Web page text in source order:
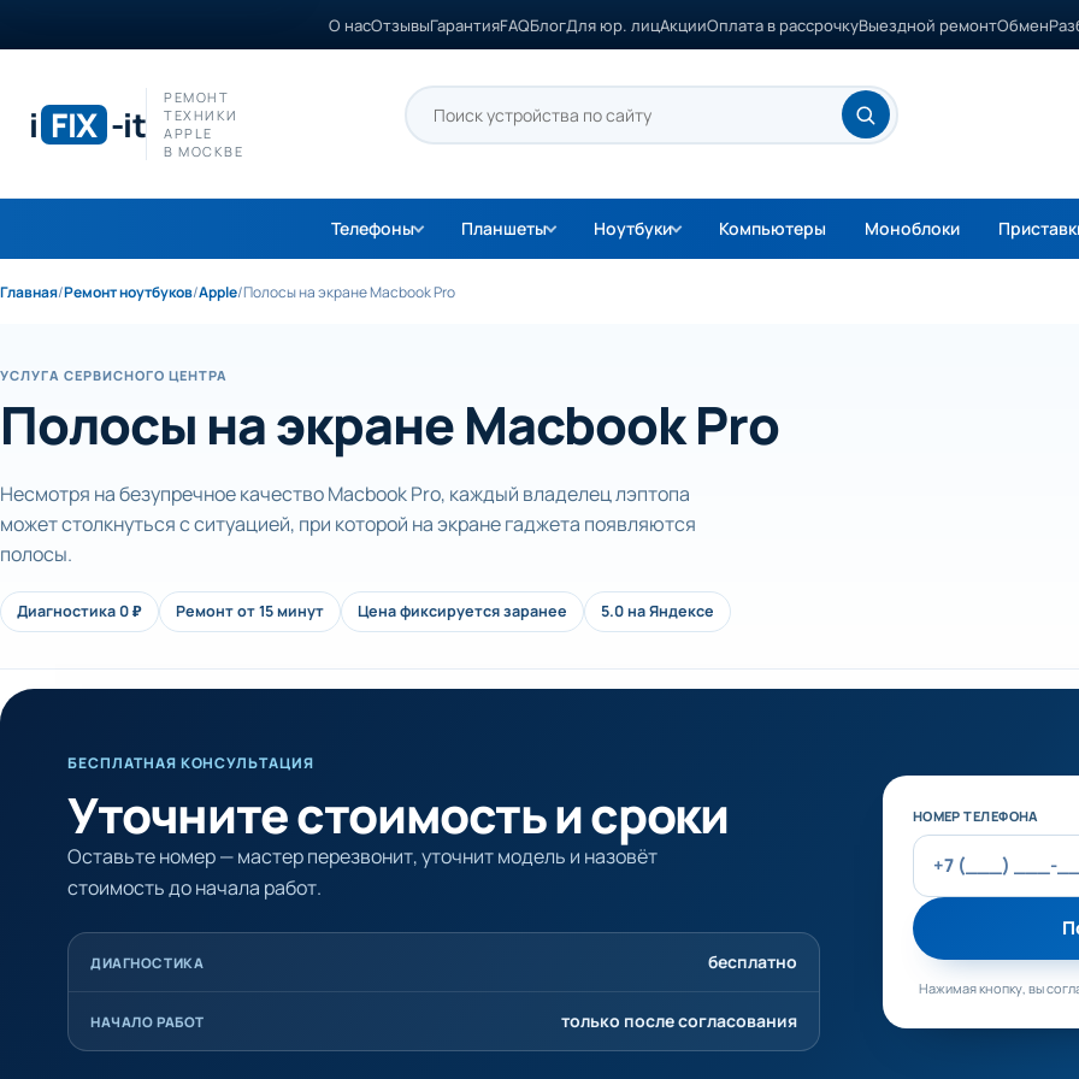
О насОтзывыГарантияFAQБлогДля юр. лицАкцииОплата в рассрочкуВыездной ремонтОбмен
i FIX -it
РЕМОНТ
ТЕХНИКИ
APPLE
В МОСКВЕ
Телефоны Планшеты Ноутбуки Компьютеры Моноблоки
Главная/Ремонт ноутбуков/Apple/Полосы на экране Macbook Pro
УСЛУГА СЕРВИСНОГО ЦЕНТРА
Полосы на экране Macbook Pro
Несмотря на безупречное качество Macbook Pro, каждый владелец лэптопа
может столкнуться с ситуацией, при которой на экране гаджета появляются
полосы.
Диагностика 0 ₽ Ремонт от 15 минут Цена фиксируется заранее 5.0 на Яндексе
БЕСПЛАТНАЯ КОНСУЛЬТАЦИЯ
Уточните стоимость и сроки
Оставьте номер — мастер перезвонит, уточнит модель и назовёт
стоимость до начала работ.
ДИАГНОСТИКА бесплатно
НАЧАЛО РАБОТ только после согласования
Не заполняйте это
НОМЕР ТЕЛЕФОНА
Нажимая кнопку, вы